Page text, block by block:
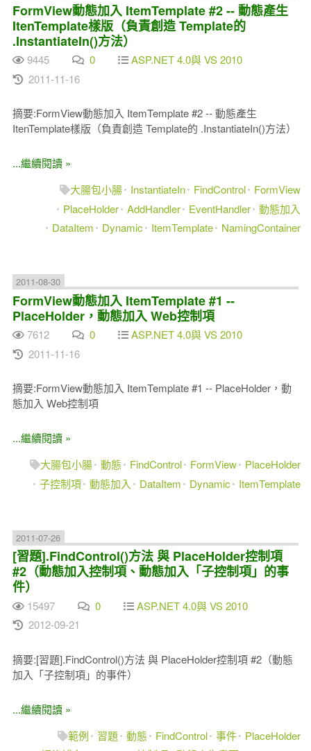
FormView動態加入 ItemTemplate #2 -- 動態產生
ItenTemplate樣版（負責創造 Template的
.InstantiateIn()方法）
9445 0
ASP.NET 4.0與 VS 2010
2011-11-16
摘要:FormView動態加入 ItemTemplate #2 -- 動態產生
ItenTemplate樣版（負責創造 Template的 .InstantiateIn()方法）
...繼續閱讀 »
大腸包小腸
InstantiateIn FindControl
FormView
PlaceHolder AddHandler EventHandler 動態加入
DataItem
Dynamic ItemTemplate NamingContainer
2011-08-30
FormView動態加入 ItemTemplate #1 --
PlaceHolder，動態加入 Web控制項
7612 0
ASP.NET 4.0與 VS 2010
2011-11-16
摘要:FormView動態加入 ItemTemplate #1 -- PlaceHolder，動
態加入 Web控制項
...繼續閱讀 »
大腸包小腸 動態 FindControl FormView
PlaceHolder
子控制項 動態加入 DataItem Dynamic ItemTemplate
2011-07-26
[習題].FindControl()方法 與 PlaceHolder控制項
#2（動態加入控制項、動態加入「子控制項」的事
件）
15497 0
ASP.NET 4.0與 VS 2010
2012-09-21
摘要:[習題].FindControl()方法 與 PlaceHolder控制項 #2（動態
加入「子控制項」的事件）
...繼續閱讀 »
範例
習題 動態 FindControl 事件
PlaceHolder